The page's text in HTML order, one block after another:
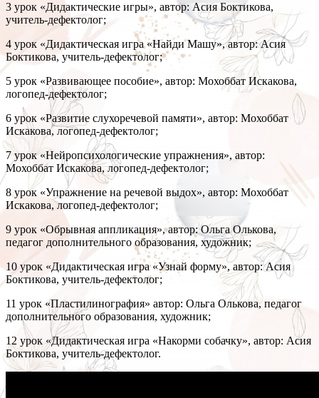
3 урок «Дидактические игры», автор: Асия Боктикова,
учитель-дефектолог;
4 урок «Дидактическая игра «Найди Машу», автор: Асия
Боктикова, учитель-дефектолог;
5 урок «Развивающее пособие», автор: Мохоббат Искакова,
логопед-дефектолог;
6 урок «Развитие слухоречевой памяти», автор: Мохоббат
Искакова, логопед-дефектолог;
7 урок «Нейропсихологические упражнения», автор:
Мохоббат Искакова, логопед-дефектолог;
8 урок «Упражнение на речевой выдох», автор: Мохоббат
Искакова, логопед-дефектолог;
9 урок «Обрывная аппликация», автор: Ольга Олькова,
педагог дополнительного образования, художник;
10 урок «Дидактическая игра «Узнай форму», автор: Асия
Боктикова, учитель-дефектолог;
11 урок «Пластилинография» автор: Ольга Олькова, педагог
дополнительного образования, художник;
12 урок «Дидактическая игра «Накорми собачку», автор: Асия
Боктикова, учитель-дефектолог.